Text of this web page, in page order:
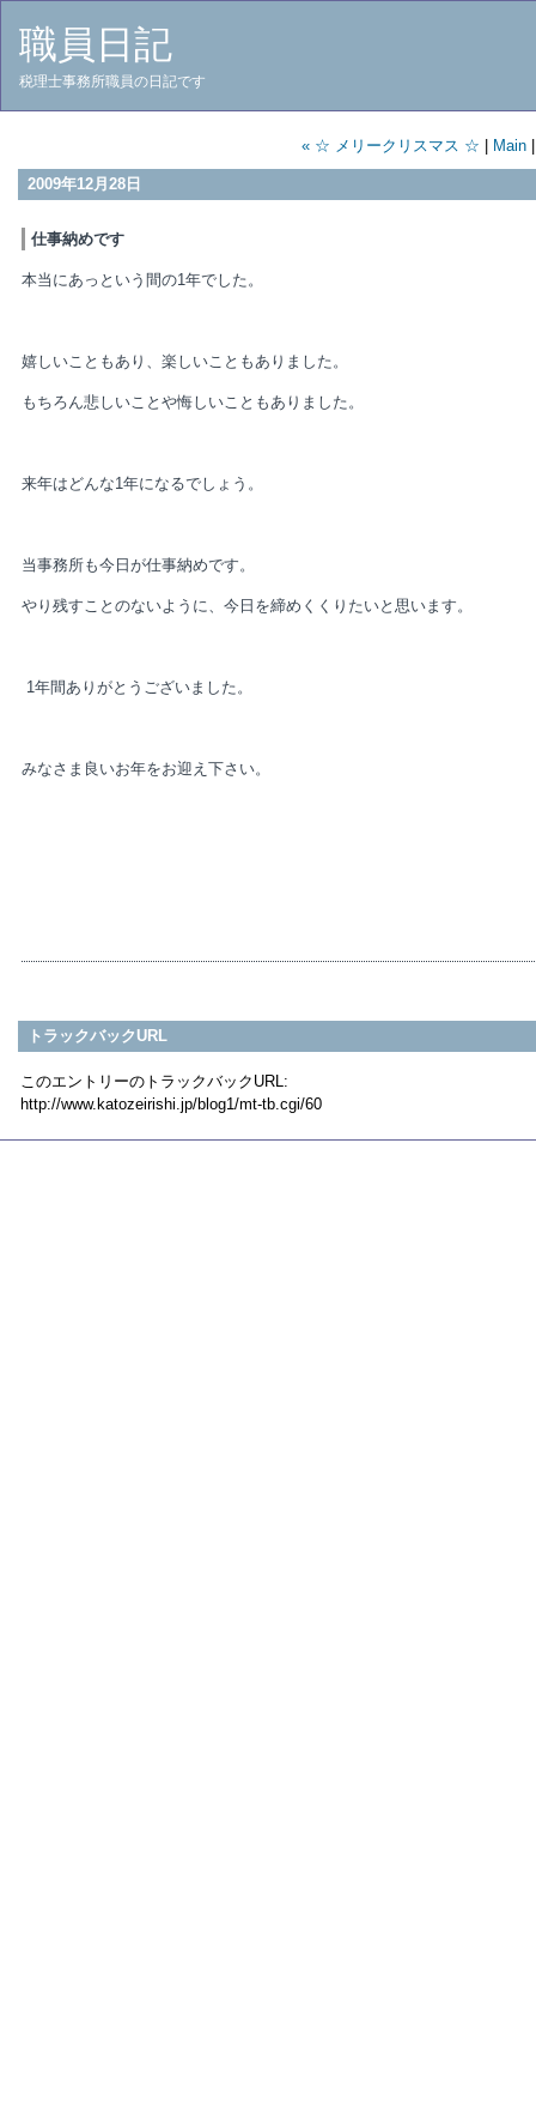
職員日記
税理士事務所職員の日記です
« ☆ メリークリスマス ☆ Main
2009年12月28日
仕事納めです
本当にあっという間の1年でした。
嬉しいこともあり、楽しいこともありました。
もちろん悲しいことや悔しいこともありました。
来年はどんな1年になるでしょう。
当事務所も今日が仕事納めです。
やり残すことのないように、今日を締めくくりたいと思います。
1年間ありがとうございました。
みなさま良いお年をお迎え下さい。
トラックバックURL
このエントリーのトラックバックURL:
http://www.katozeirishi.jp/blog1/mt-tb.cgi/60